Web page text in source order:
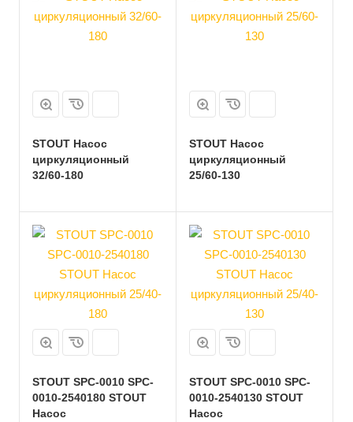
STOUT Насос
циркуляционный
32/60-180
STOUT Насос
циркуляционный
25/60-130
STOUT SPC-0010 SPC-
0010-2540180 STOUT
Насос
STOUT SPC-0010 SPC-
0010-2540130 STOUT
Насос